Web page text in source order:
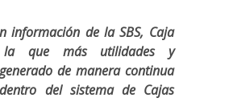
información de la SBS, Caja
la que más utilidades y
de manera continua
del sistema de Cajas